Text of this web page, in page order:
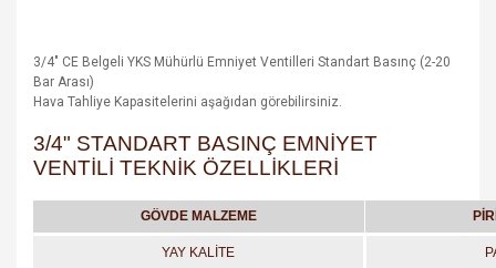
3/4" CE Belgeli YKS Mühürlü Emniyet Ventilleri Standart Basınç (2-20
Bar Arası)
Hava Tahliye Kapasitelerini aşağıdan görebilirsiniz.
3/4" STANDART BASINÇ EMNİYET
VENTİLİ TEKNİK ÖZELLİKLERİ
GÖVDE MALZEME
YAY KALİTE